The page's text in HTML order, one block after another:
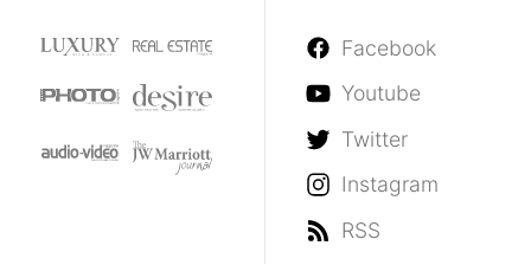
Facebook
Youtube
Twitter
Instagram
RSS